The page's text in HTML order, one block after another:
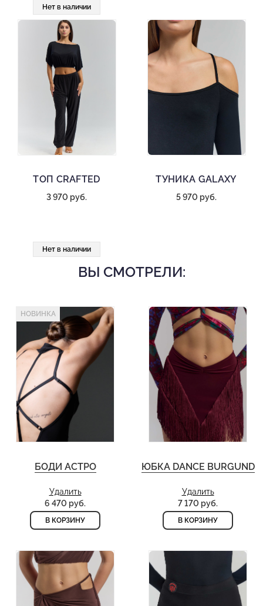
Нет в наличии
ТОП CRAFTED
3 970 руб.
Нет в наличии
ТУНИКА GALAXY
5 970 руб.
ВЫ СМОТРЕЛИ:
НОВИНКА
БОДИ АСТРО
Удалить
6 470 руб.
В КОРЗИНУ
ЮБКА DANCE BURGUND
Удалить
7 170 руб.
В КОРЗИНУ